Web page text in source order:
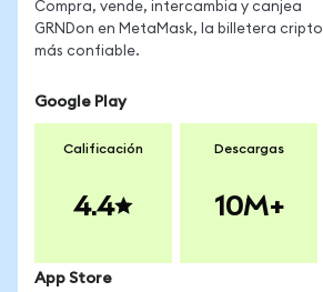
Compra, vende, intercambia y canjea
GRNDon en MetaMask, la billetera cripto
más confiable.
Google Play
Calificación
4.4
Descargas
10M+
App Store